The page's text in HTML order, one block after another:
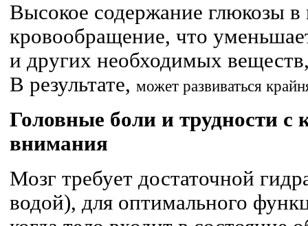
Высокое содержание глюкозы в
кровообращение, что
и других необходимых
В результате, может развиваться
Головные боли и трудности с
внимания
Мозг требует достаточной
водой), для оптимального